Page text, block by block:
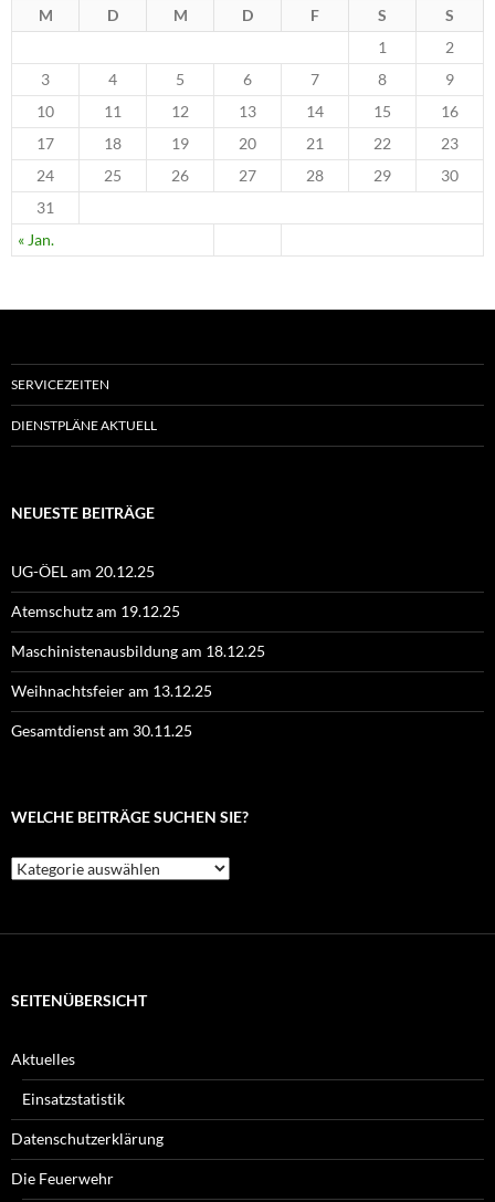
M D M D F S S
« Jan.
1
2
3
4 5 6 7 8
9
10
11 12 13 14 15
16
17
18 19 20 21 22
23
24
25 26 27 28 29
30
31
SERVICEZEITEN
DIENSTPLÄNE AKTUELL
NEUESTE BEITRÄGE
UG-ÖEL am 20.12.25
Atemschutz am 19.12.25
Maschinistenausbildung am 18.12.25
Weihnachtsfeier am 13.12.25
Gesamtdienst am 30.11.25
WELCHE BEITRÄGE SUCHEN SIE?
Welche
Beiträge
SEITENÜBERSICHT
Aktuelles
Einsatzstatistik
Datenschutzerklärung
Die Feuerwehr